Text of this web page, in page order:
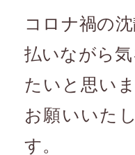
コロナ禍の
払いながら
たいと思い
お願いいた
す。